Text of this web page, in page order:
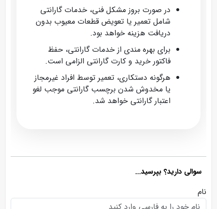
در صورت بروز مشکل فنی، خدمات گارانتی
شامل تعمیر یا تعویض قطعات معیوب بدون
دریافت هزینه خواهد بود.
برای بهره‌ مندی از خدمات گارانتی، حفظ
فاکتور خرید و کارت گارانتی الزامی است.
هرگونه دستکاری، تعمیر توسط افراد غیرمجاز
یا مخدوش شدن برچسب گارانتی موجب لغو
اعتبار گارانتی خواهد شد.
سوالی دارید؟ بپرسید...
نام